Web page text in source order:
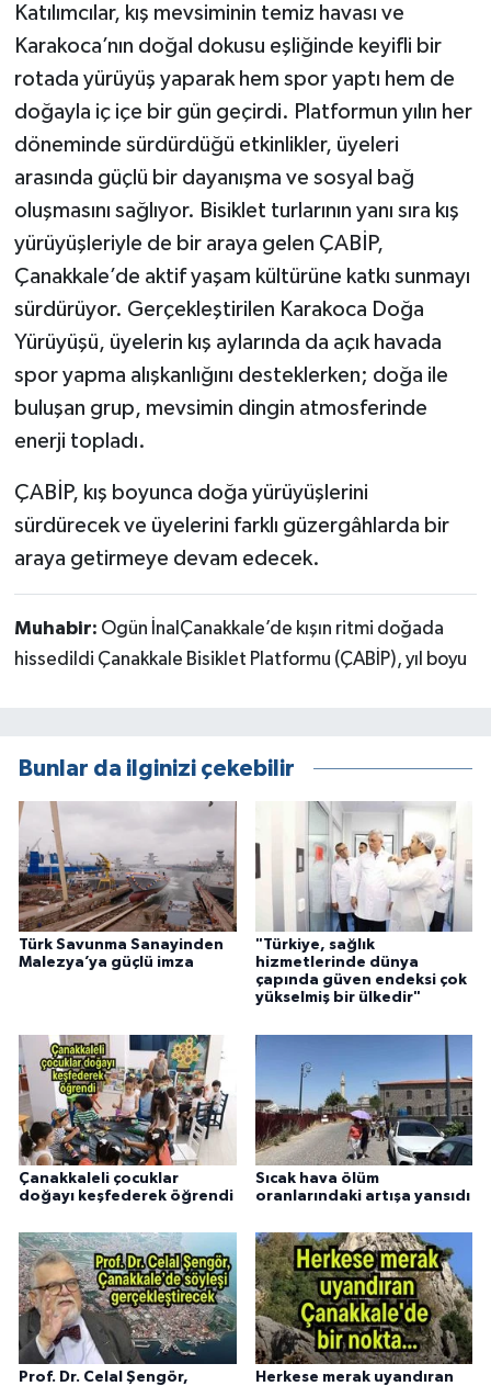
Katılımcılar, kış mevsiminin temiz havası ve
Karakoca’nın doğal dokusu eşliğinde keyifli bir
rotada yürüyüş yaparak hem spor yaptı hem de
doğayla iç içe bir gün geçirdi. Platformun yılın her
döneminde sürdürdüğü etkinlikler, üyeleri
arasında güçlü bir dayanışma ve sosyal bağ
oluşmasını sağlıyor. Bisiklet turlarının yanı sıra kış
yürüyüşleriyle de bir araya gelen ÇABİP,
Çanakkale’de aktif yaşam kültürüne katkı sunmayı
sürdürüyor. Gerçekleştirilen Karakoca Doğa
Yürüyüşü, üyelerin kış aylarında da açık havada
spor yapma alışkanlığını desteklerken; doğa ile
buluşan grup, mevsimin dingin atmosferinde
enerji topladı.
ÇABİP, kış boyunca doğa yürüyüşlerini
sürdürecek ve üyelerini farklı güzergâhlarda bir
araya getirmeye devam edecek.
Muhabir: Ogün İnalÇanakkale’de kışın ritmi doğada
hissedildi Çanakkale Bisiklet Platformu (ÇABİP), yıl boyu
Bunlar da ilginizi çekebilir
Türk Savunma Sanayinden
Malezya’ya güçlü imza
"Türkiye, sağlık
hizmetlerinde dünya
çapında güven endeksi çok
yükselmiş bir ülkedir"
Çanakkaleli çocuklar
doğayı keşfederek öğrendi
Sıcak hava ölüm
oranlarındaki artışa yansıdı
Prof. Dr. Celal Şengör, Herkese merak uyandıran